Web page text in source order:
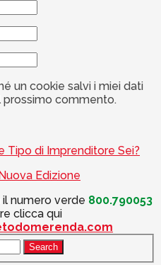
un cookie salvi i miei dati
prossimo commento.
il numero verde 800.790053
clicca qui